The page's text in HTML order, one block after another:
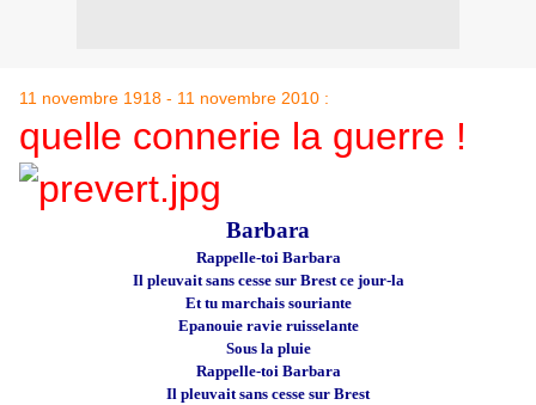
11 novembre 1918 - 11 novembre 2010 :
quelle connerie la guerre !
Barbara
Rappelle-toi Barbara
Il pleuvait sans cesse sur Brest ce jour-la
Et tu marchais souriante
Epanouie ravie ruisselante
Sous la pluie
Rappelle-toi Barbara
Il pleuvait sans cesse sur Brest